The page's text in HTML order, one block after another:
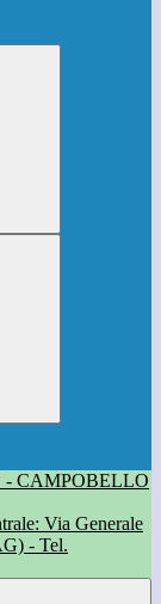
Via Generale
- Tel.